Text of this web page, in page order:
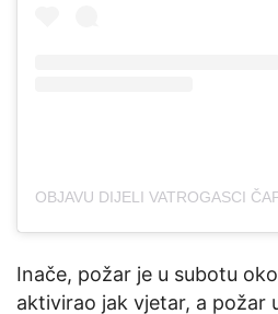
Inače, požar je u subotu
aktivirao jak vjetar, a požar